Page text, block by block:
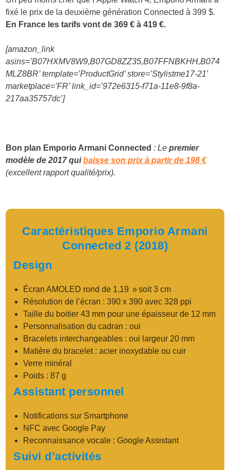
fixé le prix de la deuxième génération Connected à 399 $.
En France les tarifs vont de 369 € à 419 €.
[amazon_link
asins=’B07HXMV8W9,B07GD8ZZ35,B07FFNBKHH,B074
MLZ8BR’ template=’ProductGrid’ store=’Stylistme17-21′
marketplace=’FR’ link_id=’972e6315-f71a-11e8-9f8a-
217aa35757dc’]
Bon plan Emporio Armani Connected : Lepremier
modèle de 2017 quibaisse son prix à partir de 198 €
(excellent rapport qualité/prix).
Caractéristiques Emporio Armani
Connected 2 (2018)
Design
Écran AMOLED rond de 1,19 » soit 3 cm
Résolution de l’écran : 390 x 390 avec 328 ppi
Taille du boitier43 mm pour une épaisseur de 12 mm
Personnalisation du cadran : oui
Bracelets interchangeables : oui largeur 20 mm
Matière du bracelet : acier inoxydable ou cuir
Verre minéral
Poids : 87 g
Assistant personnel
Notifications sur Smartphone
NFC avec Google Pay
Reconnaissance vocale : Google Assistant
Suivi d’activités